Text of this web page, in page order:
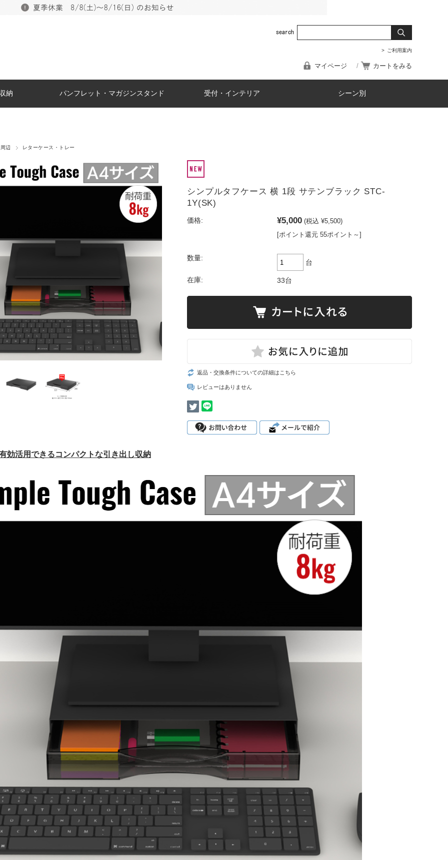
ご利用案内
マイページ カートをみる
納 パンフレット・マガジンスタンド 受付・インテリア シーン別
辺 レターケース・トレー
シンプルタフケース 横 1段 サテンブラック STC-
1Y(SK)
価格: ¥5,000 (税込 ¥5,500)
[ポイント還元 55ポイント～]
数量:
台
在庫: 33台
返品・交換条件についての詳細はこちら
レビューはありません
効活用できるコンパクトな引き出し収納